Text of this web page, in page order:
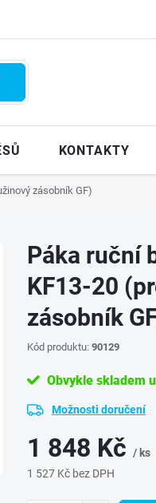
KONTAKTY
zásobník GF)
Páka ruční
KF13-20
zásobník
Kód produktu: 90129
Obvykle skladem
Možnosti doručení
1 848 Kč / ks
1 527 Kč bez DPH